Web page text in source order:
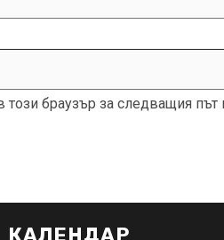
браузър за следващия път